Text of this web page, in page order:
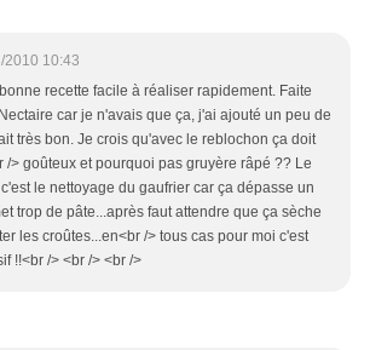
2010 10:43
recette facile à réaliser rapidement. Faite
car je n'avais que ça, j'ai ajouté un peu de
très bon. Je crois qu'avec le reblochon ça doit
/> goûteux et pourquoi pas gruyère râpé ?? Le
le nettoyage du gaufrier car ça dépasse un
trop de pâte...après faut attendre que ça sèche
les croûtes...en<br /> tous cas pour moi c'est
!!<br /> <br /> <br />